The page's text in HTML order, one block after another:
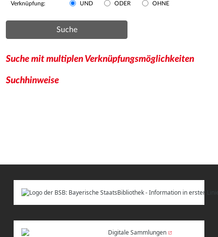
Verknüpfung: UND ODER OHNE
Suche
Suche mit multiplen Verknüpfungsmöglichkeiten
Suchhinweise
Digitale Sammlungen